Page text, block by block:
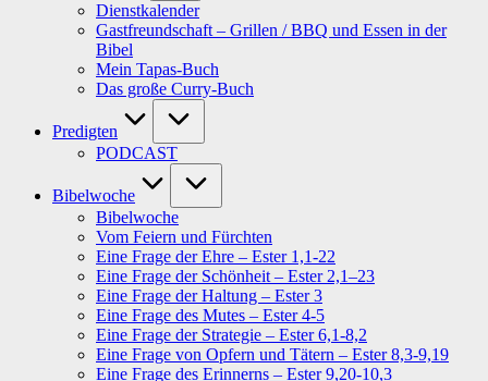
Dienstkalender
Gastfreundschaft – Grillen / BBQ und Essen in der
Bibel
Mein Tapas-Buch
Das große Curry-Buch
Predigten
PODCAST
Bibelwoche
Bibelwoche
Vom Feiern und Fürchten
Eine Frage der Ehre – Ester 1,1-22
Eine Frage der Schönheit – Ester 2,1–23
Eine Frage der Haltung – Ester 3
Eine Frage des Mutes – Ester 4-5
Eine Frage der Strategie – Ester 6,1-8,2
Eine Frage von Opfern und Tätern – Ester 8,3-9,19
Eine Frage des Erinnerns – Ester 9,20-10,3